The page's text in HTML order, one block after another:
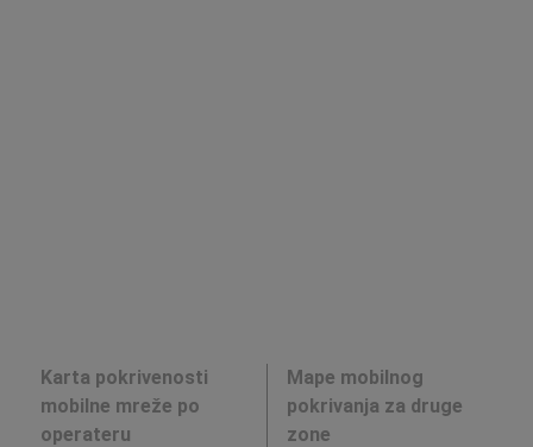
Karta pokrivenosti
mobilne mreže po
operateru
Mape mobilnog
pokrivanja za druge
zone